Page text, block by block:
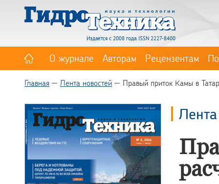
Издается с 2008 года. ISSN 2227-8400
О журнале Авторам Рецензентам
Главная Лента новостей Правый приток Камы в